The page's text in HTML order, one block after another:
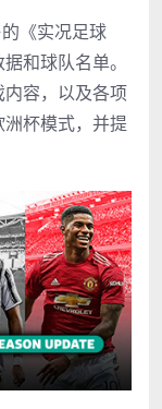
《实况足球
和球队名单。
容，以及各项
杯模式，并提